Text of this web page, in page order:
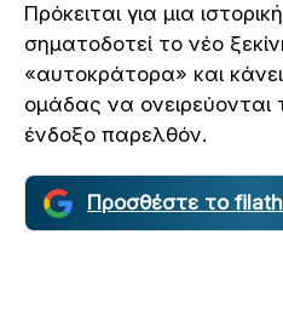
Πρόκειται για μια
σηματοδοτεί το νέο
«αυτοκράτορα» και
ομάδας να ονειρεύονται
ένδοξο παρελθόν.
Προσθέστε το